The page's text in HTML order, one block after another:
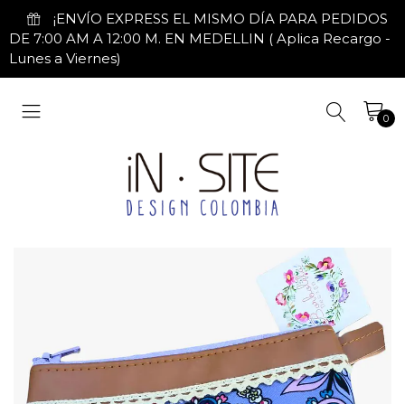
¡ENVÍO EXPRESS EL MISMO DÍA PARA PEDIDOS
DE 7:00 AM A 12:00 M. EN MEDELLIN ( Aplica Recargo -
Lunes a Viernes)
0